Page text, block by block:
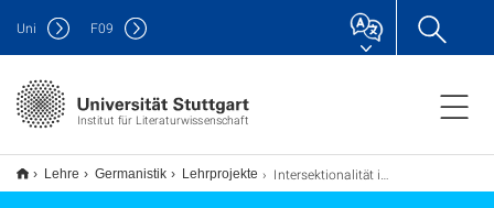
Institut für Literaturwissenschaft
Uni F09
Lehre Germanistik Lehrprojekte Intersektionalität im Drama von Autorinnen des 18. und 19. Jahrhundert neu gelesen und neu gehört